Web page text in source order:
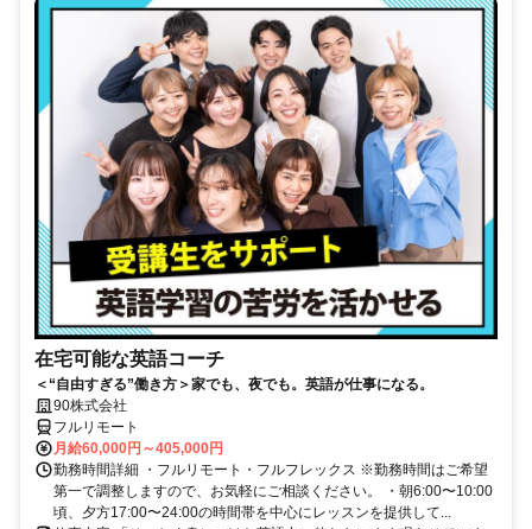
在宅可能な英語コーチ
＜“自由すぎる”働き方＞家でも、夜でも。英語が仕事になる。
90株式会社
フルリモート
月給60,000円～405,000円
勤務時間詳細 ・フルリモート・フルフレックス ※勤務時間はご希望
第一で調整しますので、お気軽にご相談ください。 ・朝6:00〜10:00
頃、夕方17:00〜24:00の時間帯を中心にレッスンを提供して...